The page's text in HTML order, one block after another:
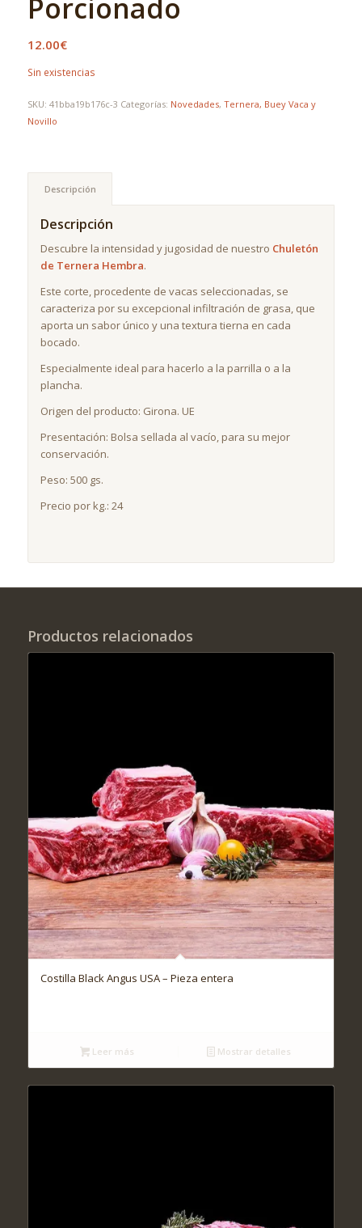
Porcionado
12.00€
Sin existencias
SKU: 41bba19b176c-3 Categorías: Novedades, Ternera, Buey Vaca y
Novillo
Descripción
Descripción
Descubre la intensidad y jugosidad de nuestro Chuletón
de Ternera Hembra.
Este corte, procedente de vacas seleccionadas, se
caracteriza por su excepcional infiltración de grasa, que
aporta un sabor único y una textura tierna en cada
bocado.
Especialmente ideal para hacerlo a la parrilla o a la
plancha.
Origen del producto: Girona. UE
Presentación: Bolsa sellada al vacío, para su mejor
conservación.
Peso: 500 gs.
Precio por kg.: 24
Productos relacionados
Costilla Black Angus USA – Pieza entera
Leer más Mostrar detalles